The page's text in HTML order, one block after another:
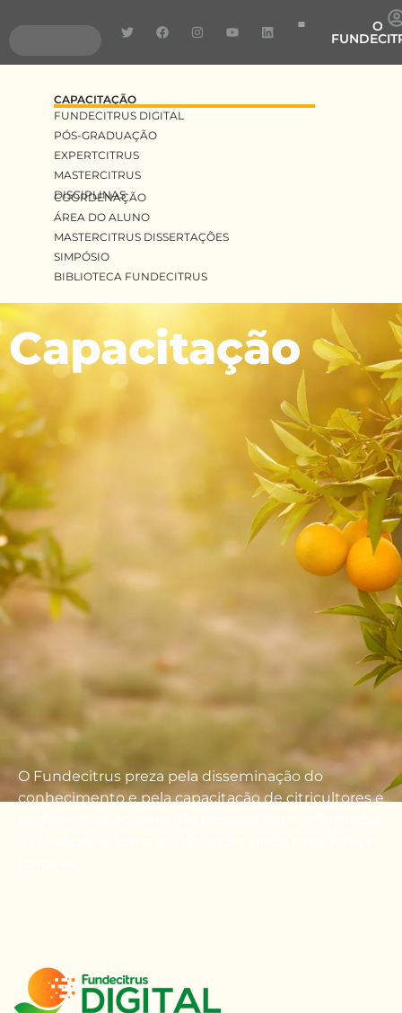
O
COORDENAÇÃO
ÁREA DO ALUNO
MASTERCITRUS DISSERTAÇÕES
SIMPÓSIO
BIBLIOTECA FUNDECITRUS
FUNDECITRUS DIGITAL
PÓS-GRADUAÇÃO
EXPERTCITRUS
MASTERCITRUS
DISCIPLINAS
CAPACITAÇÃO
Capacitação
O Fundecitrus preza pela disseminação do
conhecimento epelacapacitaçãodecitricultores e